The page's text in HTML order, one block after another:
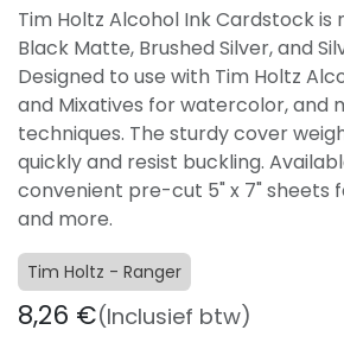
Tim Holtz Alcohol Ink Cardstock is
Black Matte, Brushed Silver, and
Designed to use with Tim Holtz
and Mixatives for watercolor, and
techniques. The sturdy cover
quickly and resist buckling.
convenient pre-cut 5" x 7" sheets
and more.
Tim Holtz - Ranger
8,26 €(Inclusief btw)